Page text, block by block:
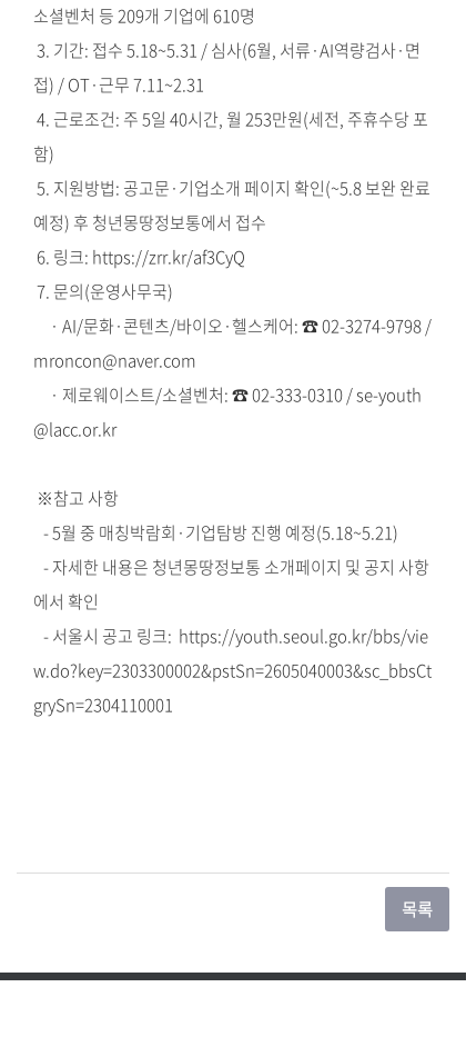
소셜벤처 등 209개 기업에 610명
3. 기간: 접수 5.18~5.31 / 심사(6월, 서류·AI역량검사·면
접) / OT·근무 7.11~2.31
4. 근로조건: 주 5일 40시간, 월 253만원(세전, 주휴수당 포
함)
5. 지원방법: 공고문·기업소개 페이지 확인(~5.8 보완 완료
예정) 후 청년몽땅정보통에서 접수
6. 링크: https://zrr.kr/af3CyQ
7. 문의(운영사무국)
· AI/문화·콘텐츠/바이오·헬스케어: ☎ 02-3274-9798 /
mroncon@naver.com
· 제로웨이스트/소셜벤처: ☎ 02-333-0310 / se-youth
@lacc.or.kr
※참고 사항
- 5월 중 매칭박람회·기업탐방 진행 예정(5.18~5.21)
- 자세한 내용은 청년몽땅정보통 소개페이지 및 공지 사항
에서 확인
- 서울시 공고 링크: https://youth.seoul.go.kr/bbs/vie
w.do?key=2303300002&pstSn=2605040003&sc_bbsCt
grySn=2304110001